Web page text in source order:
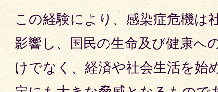
この経験により、感染症危機は
影響し、国民の生命及び健康へ
けでなく、経済や社会生活を始